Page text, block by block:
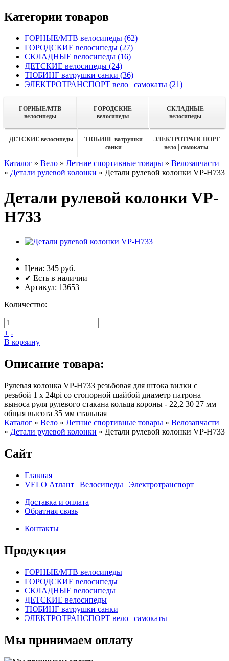
Категории товаров
ГОРНЫЕ/MTB велосипеды (62)
ГОРОДСКИЕ велосипеды (27)
СКЛАДНЫЕ велосипеды (16)
ДЕТСКИЕ велосипеды (24)
ТЮБИНГ ватрушки санки (36)
ЭЛЕКТРОТРАНСПОРТ вело | самокаты (21)
ГОРНЫЕ/MTB
велосипеды
ГОРОДСКИЕ
велосипеды
СКЛАДНЫЕ
велосипеды
ДЕТСКИЕ велосипеды
ТЮБИНГ ватрушки
санки
ЭЛЕКТРОТРАНСПОРТ
вело | самокаты
Каталог » Вело » Летние спортивные товары » Велозапчасти
» Детали рулевой колонки » Детали рулевой колонки VP-H733
Детали рулевой колонки VP-
H733
Цена: 345 руб.
✔ Есть в наличии
Артикул: 13653
Количество:
+ -
В корзину
Описание товара:
Рулевая колонка VP-H733 резьбовая для штока вилки с
резьбой 1 х 24tpi со стопорной шайбой диаметр патрона
выноса руля рулевого стакана кольца короны - 22,2 30 27 мм
общая высота 35 мм стальная
Каталог » Вело » Летние спортивные товары » Велозапчасти
» Детали рулевой колонки » Детали рулевой колонки VP-H733
Сайт
Главная
VELO Атлант | Велосипеды | Электротранспорт
Доставка и оплата
Обратная связь
Контакты
Продукция
ГОРНЫЕ/MTB велосипеды
ГОРОДСКИЕ велосипеды
СКЛАДНЫЕ велосипеды
ДЕТСКИЕ велосипеды
ТЮБИНГ ватрушки санки
ЭЛЕКТРОТРАНСПОРТ вело | самокаты
Мы принимаем оплату